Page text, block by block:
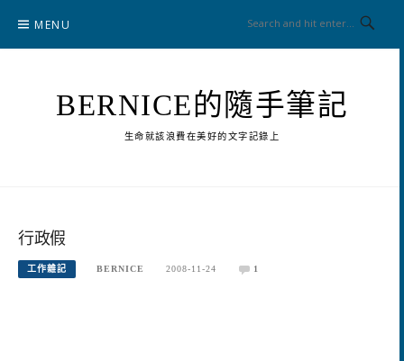
content
MENU
BERNICE的隨手筆記
生命就該浪費在美好的文字記錄上
行政假
工作雜記 BERNICE 2008-11-24 1